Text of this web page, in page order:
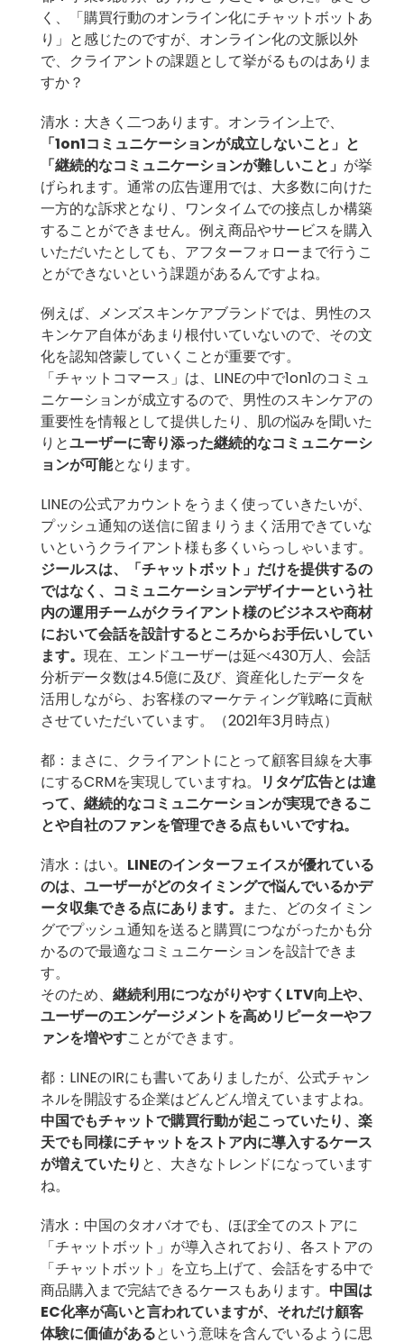
く、「購買行動のオンライン化にチャットボットあ
り」と感じたのですが、オンライン化の文脈以外
で、クライアントの課題として挙がるものはありま
すか？
清水：大きく二つあります。オンライン上で、
「1on1コミュニケーションが成立しないこと」と
「継続的なコミュニケーションが難しいこと」 が挙
げられます。通常の広告運用では、大多数に向けた
一方的な訴求となり、ワンタイムでの接点しか構築
することができません。例え商品やサービスを購入
いただいたとしても、アフターフォローまで行うこ
とができないという課題があるんですよね。
例えば、メンズスキンケアブランドでは、男性のス
キンケア自体があまり根付いていないので、その文
化を認知啓蒙していくことが重要です。
「チャットコマース」は、LINEの中で1on1のコミュ
ニケーションが成立するので、男性のスキンケアの
重要性を情報として提供したり、肌の悩みを聞いた
りとユーザーに寄り添った継続的なコミュニケーシ
ョンが可能となります。
LINEの公式アカウントをうまく使っていきたいが、
プッシュ通知の送信に留まりうまく活用できていな
いというクライアント様も多くいらっしゃいます。
ジールスは、「チャットボット」だけを提供するの
ではなく、コミュニケーションデザイナーという社
内の運⽤チームがクライアント様のビジネスや商材
において会話を設計するところからお手伝いしてい
ます。 現在、エンドユーザーは延べ430万人、会話
分析データ数は4.5億に及び、資産化したデータを
活用しながら、お客様のマーケティング戦略に貢献
させていただいています。（2021年3月時点）
都：まさに、クライアントにとって顧客目線を大事
にするCRMを実現していますね。
リタゲ広告とは違
って、継続的なコミュニケーションが実現できるこ
とや自社のファンを管理できる点もいいですね。
清水：はい。 LINEのインターフェイスが優れている
のは、ユーザーがどのタイミングで悩んでいるかデ
ータ収集できる点にあります。 また、どのタイミン
グでプッシュ通知を送ると購買につながったかも分
かるので最適なコミュニケーションを設計できま
す。
そのため、 継続利用につながりやすくLTV向上や、
ユーザーのエンゲージメントを高めリピーターやフ
ァンを増やすことができます。
都：LINEのIRにも書いてありましたが、公式チャン
ネルを開設する企業はどんどん増えていますよね。
中国でもチャットで購買行動が起こっていたり、楽
天でも同様にチャットをストア内に導入するケース
が増えていたり と、大きなトレンドになっています
ね。
清水：中国のタオバオでも、ほぼ全てのストアに
「チャットボット」が導入されており、各ストアの
「チャットボット」を立ち上げて、会話をする中で
商品購入まで完結できるケースもあります。 中国は
EC化率が高いと言われていますが、それだけ顧客
体験に価値があるという意味を含んでいるように思